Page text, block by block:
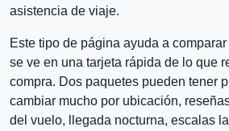
asistencia de viaje.
Este tipo de página ayuda a
se ve en una tarjeta rápida de lo que
compra. Dos paquetes pueden tener
cambiar mucho por ubicación,
del vuelo, llegada nocturna, escalas